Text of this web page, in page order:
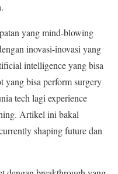
yang mind-blowing
inovasi-inovasi yang
intelligence yang bisa
yang bisa perform surgery
tech lagi experience
Artikel ini bakal
shaping future dan